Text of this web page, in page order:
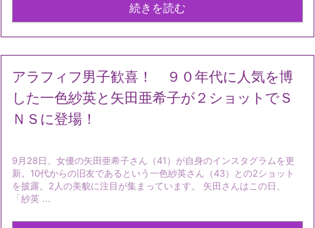
続きを読む
アラフィフ男子歓喜！ ９０年代に人気を博
した一色紗英と矢田亜希子が２ショットでＳ
ＮＳに登場！
9月28日、女優の矢田亜希子さん（41）が自身のインスタグラムを更
新。10代からの旧友であるという一色紗英さん（43）との2ショット
を披露。2人の美貌に注目が集まっています。 矢田さんはこの日、
「紗英 ...